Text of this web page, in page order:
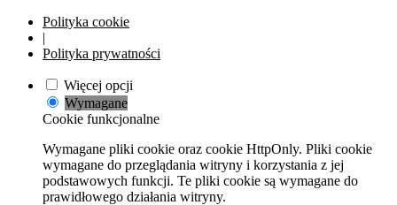
Polityka cookie
|
Polityka prywatności
Więcej opcji
Wymagane
Cookie funkcjonalne
Wymagane pliki cookie oraz cookie HttpOnly. Pliki cookie
wymagane do przeglądania witryny i korzystania z jej
podstawowych funkcji. Te pliki cookie są wymagane do
prawidłowego działania witryny.